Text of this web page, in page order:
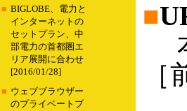
■ BIGLOBE、電力と
インターネットの
セットプラン、中
部電力の首都圏エ
リア展開に合わせ
[2016/01/28]
■ ウェブブラウザー
のプライベートブ
■
［